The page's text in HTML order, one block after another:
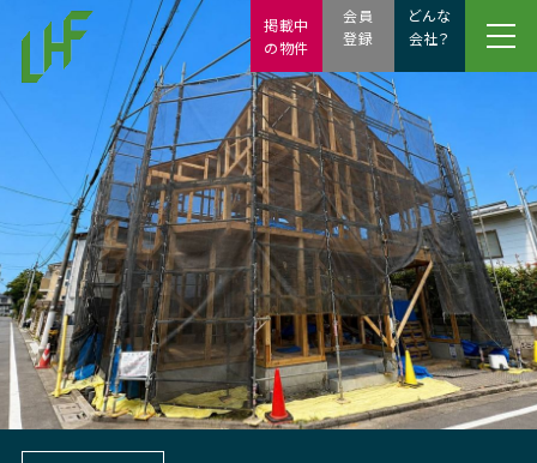
会員
登録
どんな
会社？
掲載中
の物件